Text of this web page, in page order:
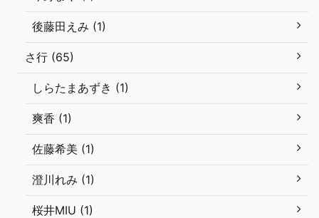
後藤田えみ (1)
さ行 (65)
しらたまあずき (1)
爽香 (1)
佐藤希美 (1)
澄川れみ (1)
桜井MIU (1)